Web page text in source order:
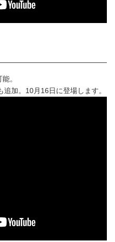
。
加。10月16日に登場します。